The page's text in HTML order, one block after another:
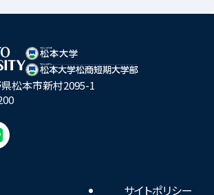
松本市新村2095-1
サイトポリシー